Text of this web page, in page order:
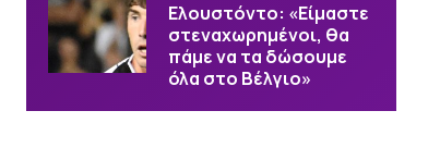
Ελουστόντο: «Είμαστε
στεναχωρημένοι, θα
πάμε να τα δώσουμε
όλα στο Βέλγιο»